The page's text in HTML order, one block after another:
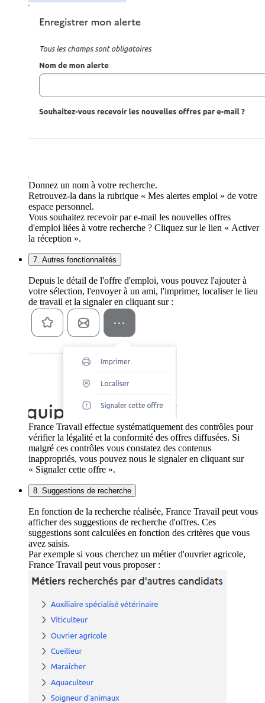
Donnez un nom à votre recherche.
Retrouvez-la dans la rubrique « Mes alertes emploi » de votre
espace personnel.
Vous souhaitez recevoir par e-mail les nouvelles offres
d'emploi liées à votre recherche ? Cliquez sur le lien « Activer
la réception ».
7. Autres fonctionnalités
Depuis le détail de l'offre d'emploi, vous pouvez l'ajouter à
votre sélection, l'envoyer à un ami, l'imprimer, localiser le lieu
de travail et la signaler en cliquant sur :
France Travail effectue systématiquement des contrôles pour
vérifier la légalité et la conformité des offres diffusées. Si
malgré ces contrôles vous constatez des contenus
inappropriés, vous pouvez nous le signaler en cliquant sur
« Signaler cette offre ».
8. Suggestions de recherche
En fonction de la recherche réalisée, France Travail peut vous
afficher des suggestions de recherche d'offres. Ces
suggestions sont calculées en fonction des critères que vous
avez saisis.
Par exemple si vous cherchez un métier d'ouvrier agricole,
France Travail peut vous proposer :